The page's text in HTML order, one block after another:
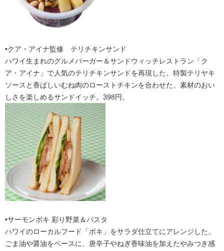
•クア・アイナ監修 テリチキンサンド
ハワイ生まれのグルメバーガー＆サンドウィッチレストラン「ク
ア・アイナ」で人気のテリチキンサンドを再現した。特製テリヤキ
ソースと香ばしいむね肉のローストチキンを合わせた、素材のおい
しさを楽しめるサンドイッチ。398円。
•サーモンポキ 彩り野菜＆パスタ
ハワイのローカルフード「ポキ」をサラダ仕立てにアレンジした。
ごま油や醤油をベースに、唐辛子やねぎ香味油を加えたやみつき感